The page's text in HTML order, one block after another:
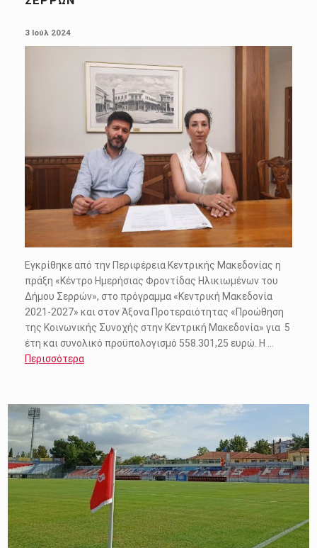
3 Ιούλ 2024
Εγκρίθηκε από την Περιφέρεια Κεντρικής Μακεδονίας η
πράξη «Κέντρο Ημερήσιας Φροντίδας Ηλικιωμένων του
Δήμου Σερρών», στο πρόγραμμα «Κεντρική Μακεδονία
2021-2027» και στον Άξονα Προτεραιότητας «Προώθηση
της Κοινωνικής Συνοχής στην Κεντρική Μακεδονία» για 5
έτη και συνολικό προϋπολογισμό 558.301,25 ευρώ. Η …
Περισσότερα